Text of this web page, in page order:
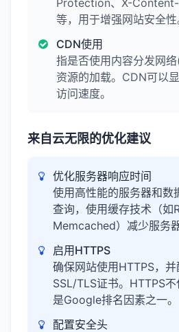
Protection、X-
等，用于增强网站安全性
CDN使用
指是否使用内容分发网
资源的加载。CDN可以
访问速度。
来自云无限的优化建议
优化服务器响应时间
使用高性能的服务器和数
查询，使用缓存技术（如
Memcached）减少服务器
启用HTTPS
确保网站使用HTTPS，
SSL/TLS证书。HTTPS
是Google排名因素之一。
配置安全头